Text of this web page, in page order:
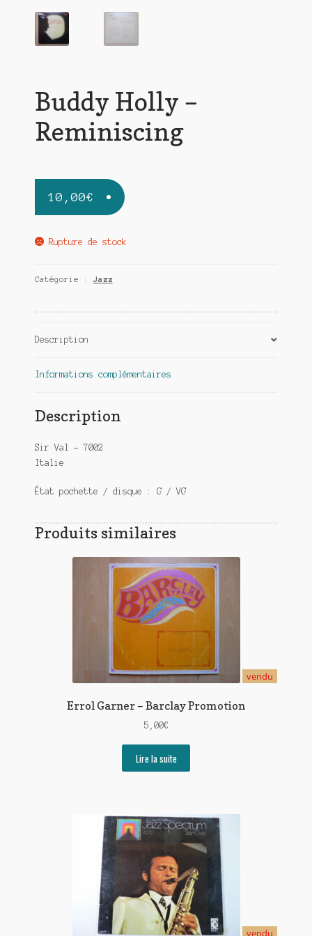
Buddy Holly –
Reminiscing
10,00€
Rupture de stock
Catégorie : Jazz
Description
Informations complémentaires
Description
Sir Val – 7002
Italie
État pochette / disque : G / VG
Produits similaires
vendu
Errol Garner – Barclay Promotion
5,00€
Lire la suite